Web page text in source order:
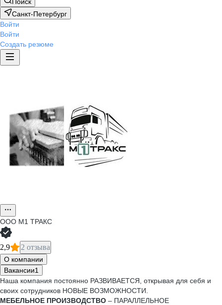
Санкт-Петербург
Войти
Войти
Создать резюме
ООО М1 ТРАКС
2,9 2 отзыва
О компании
Вакансии1
Наша компания постоянно РАЗВИВАЕТСЯ, открывая для себя и
своих сотрудников НОВЫЕ ВОЗМОЖНОСТИ.
МЕБЕЛЬНОЕ ПРОИЗВОДСТВО – ПАРАЛЛЕЛЬНОЕ